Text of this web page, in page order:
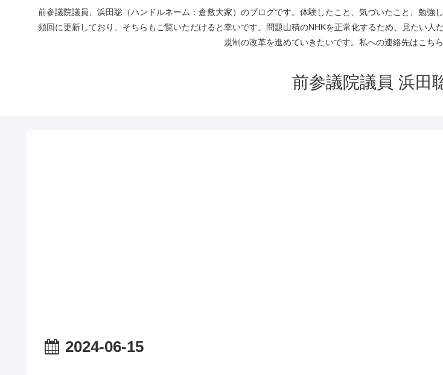
前参議院議員、浜田聡（ハンドルネーム：倉敷大家）のブログです。体験したこと、気づいたこと、勉
頻回に更新しており、そちらもご覧いただけると幸いです。問題山積のNHKを正常化するため、見たい
規制の改革を進めていきたいです。私への連絡先はこ
前参議院議員 浜田
2024-06-15